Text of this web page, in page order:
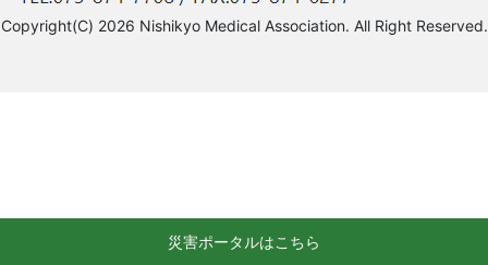
Copyright(C) 2026 Nishikyo Medical Association. All Right Reserved.
災害ポータルはこちら